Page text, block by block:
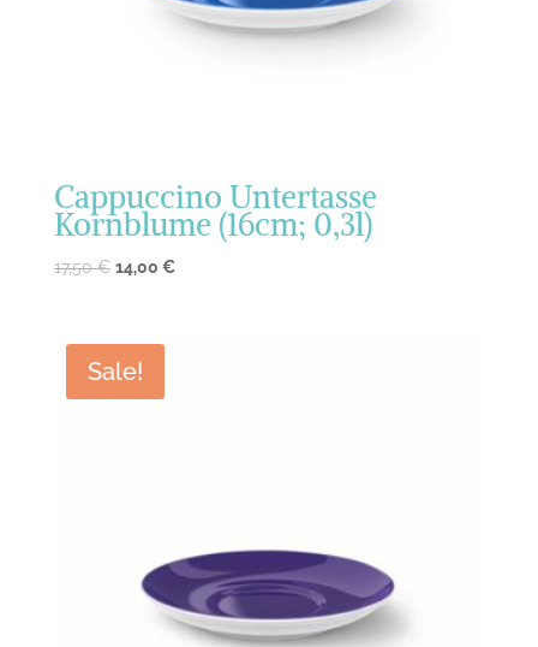
Cappuccino Untertasse
Kornblume (16cm; 0,3l)
17,50€ 14,00 €
Sale!